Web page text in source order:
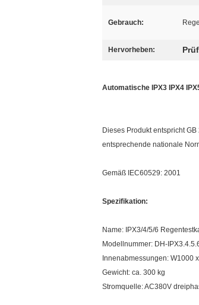
Gebrauch:
Hervorheben:
Automatische IPX3 IPX4
Dieses Produkt entspricht
entsprechende nationale
Gemäß IEC60529: 2001
Spezifikation:
Name: IPX3/4/5/6
Modellnummer: DH-
Innenabmessungen: W1000
Gewicht: ca. 300 kg
Stromquelle: AC380V